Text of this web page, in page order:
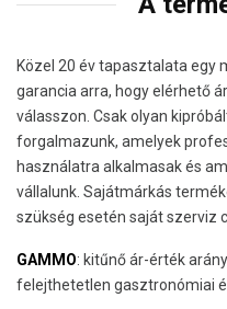
Közel 20 év tapasztalata egy
garancia arra, hogy elérhető
válasszon. Csak olyan
forgalmazunk, amelyek
használatra alkalmasak és
vállalunk. Sajátmárkás
szükség esetén saját szerviz
GAMMO: kitűnő ár-érték
felejthetetlen gasztronómiai